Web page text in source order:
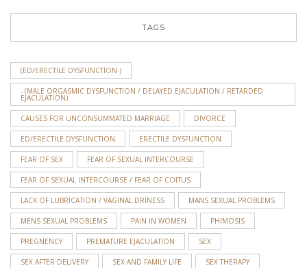
TAGS
(ED/ERECTILE DYSFUNCTION )
- (MALE ORGASMIC DYSFUNCTION / DELAYED EJACULATION / RETARDED
EJACULATION)
CAUSES FOR UNCONSUMMATED MARRIAGE DIVORCE
ED/ERECTILE DYSFUNCTION ERECTILE DYSFUNCTION
FEAR OF SEX FEAR OF SEXUAL INTERCOURSE
FEAR OF SEXUAL INTERCOURSE / FEAR OF COITUS
LACK OF LUBRICATION / VAGINAL DRINESS MANS SEXUAL PROBLEMS
MENS SEXUAL PROBLEMS PAIN IN WOMEN PHIMOSIS
PREGNENCY PREMATURE EJACULATION SEX
SEX AFTER DELIVERY SEX AND FAMILY LIFE SEX THERAPY